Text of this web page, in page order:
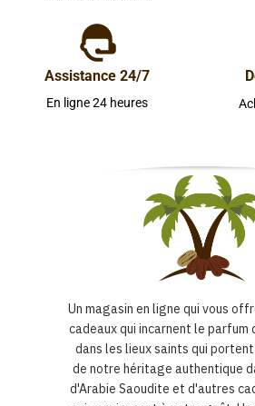
Assistance 24/7
En ligne 24 heures
Un magasin en ligne qui vous
cadeaux qui incarnent le parfum
dans les lieux saints qui
de notre héritage authentique
d'Arabie Saoudite et d'autres